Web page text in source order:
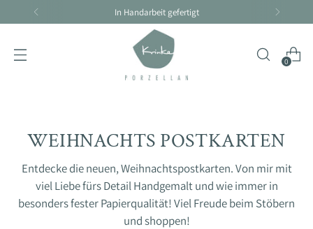
Handarbeit braucht seine Zeit - Lieferzeit 4-10 Tage
0
WEIHNACHTS POSTKARTEN
Entdecke die neuen, Weihnachtspostkarten. Von mir mit
viel Liebe fürs Detail Handgemalt und wie immer in
besonders fester Papierqualität! Viel Freude beim Stöbern
und shoppen!